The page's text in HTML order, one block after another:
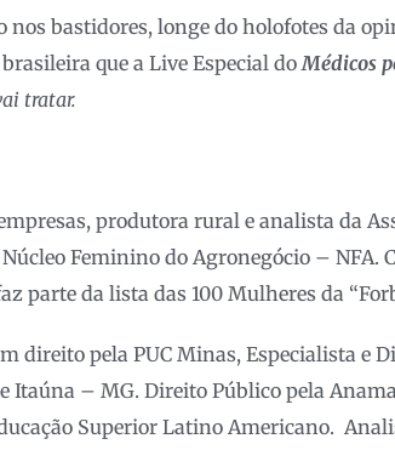
nos bastidores, longe do holofotes da
que a Live Especial doMédicos
tratar.
produtora rural e analista da
Feminino do Agronegócio – NFA.
parte da lista das 100 Mulheres da
direito pela PUC Minas, Especialista e
Itaúna – MG. Direito Público pela
Superior Latino Americano.